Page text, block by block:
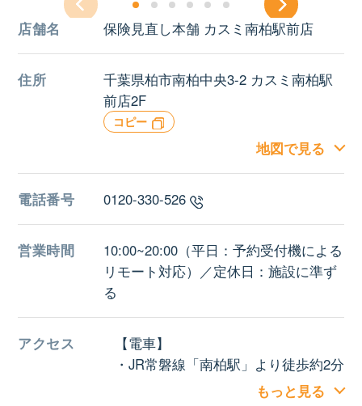
店舗名 保険見直し本舗 カスミ南柏駅前店
住所
千葉県柏市南柏中央3-2 カスミ南柏駅
前店2F
コピー
地図で見る
電話番号 0120-330-526
営業時間
10:00~20:00（平日：予約受付機による
リモート対応）／定休日：施設に準ず
る
アクセス
【電車】
・JR常磐線「南柏駅」より徒歩約2分
もっと見る